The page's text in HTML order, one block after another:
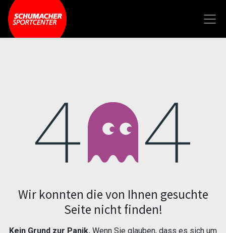
Fehler 404
Wir konnten die von Ihnen gesuchte
Seite nicht finden!
Kein Grund zur Panik. Wenn Sie glauben, dass es sich um